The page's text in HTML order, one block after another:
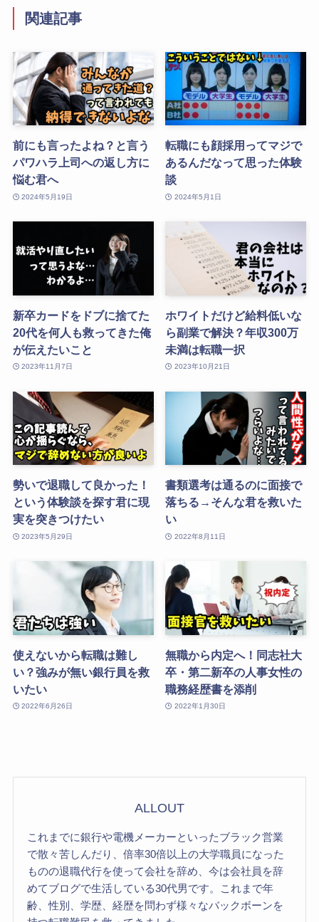
関連記事
前にも言ったよね？と言う
パワハラ上司への返し方に
悩む君へ
2024年5月19日
転職にも顔採用ってマジで
あるんだなって思った体験
談
2024年5月1日
新卒カードをドブに捨てた
20代を何人も救ってきた俺
が伝えたいこと
2023年11月7日
ホワイトだけど給料低いな
ら副業で解決？年収300万
未満は転職一択
2023年10月21日
勢いで退職して良かった！
という体験談を探す君に現
実を突きつけたい
2023年5月29日
書類選考は通るのに面接で
落ちる→そんな君を救いた
い
2022年8月11日
使えないから転職は難し
い？強みが無い銀行員を救
いたい
2022年6月26日
無職から内定へ！同志社大
卒・第二新卒の人事女性の
職務経歴書を添削
2022年1月30日
ALLOUT
これまでに銀行や電機メーカーといったブラック営業
で散々苦しんだり、倍率30倍以上の大学職員になった
ものの退職代行を使って会社を辞め、今は会社員を辞
めてブログで生活している30代男です。これまで年
齢、性別、学歴、経歴を問わず様々なバックボーンを